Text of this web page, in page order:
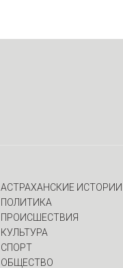
АСТРАХАНСКИЕ ИСТОРИИ
ПОЛИТИКА
ПРОИСШЕСТВИЯ
КУЛЬТУРА
СПОРТ
ОБЩЕСТВО